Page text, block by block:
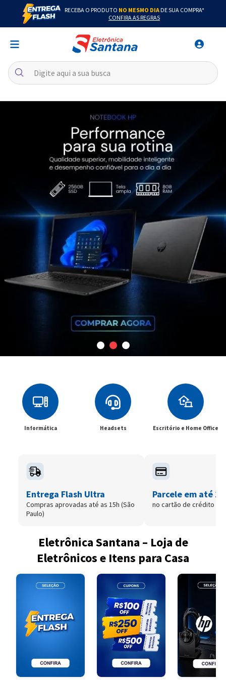
RECEBA O PRODUTO NO MESMO DIADE SUA COMPRA*
CONFIRA AS REGRAS
Informática Headsets Escritório e Home Office
Entrega Flash Ultra
Compras aprovadas até as 15h (São
Paulo)
Parcele em até
no cartão de crédito
Eletrônica Santana – Loja de
Eletrônicos e Itens para Casa